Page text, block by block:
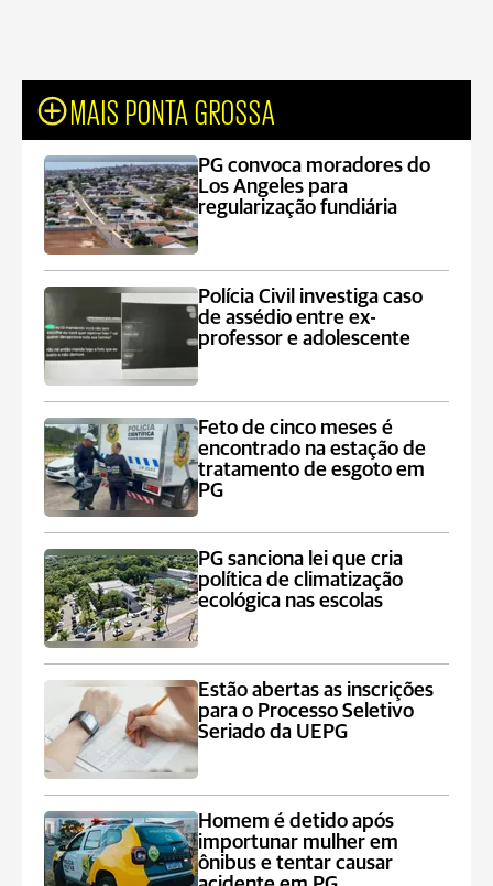
MAIS PONTA GROSSA
PG convoca moradores do
Los Angeles para
regularização fundiária
Polícia Civil investiga caso
de assédio entre ex-
professor e adolescente
Feto de cinco meses é
encontrado na estação de
tratamento de esgoto em
PG
PG sanciona lei que cria
política de climatização
ecológica nas escolas
Estão abertas as inscrições
para o Processo Seletivo
Seriado da UEPG
Homem é detido após
importunar mulher em
ônibus e tentar causar